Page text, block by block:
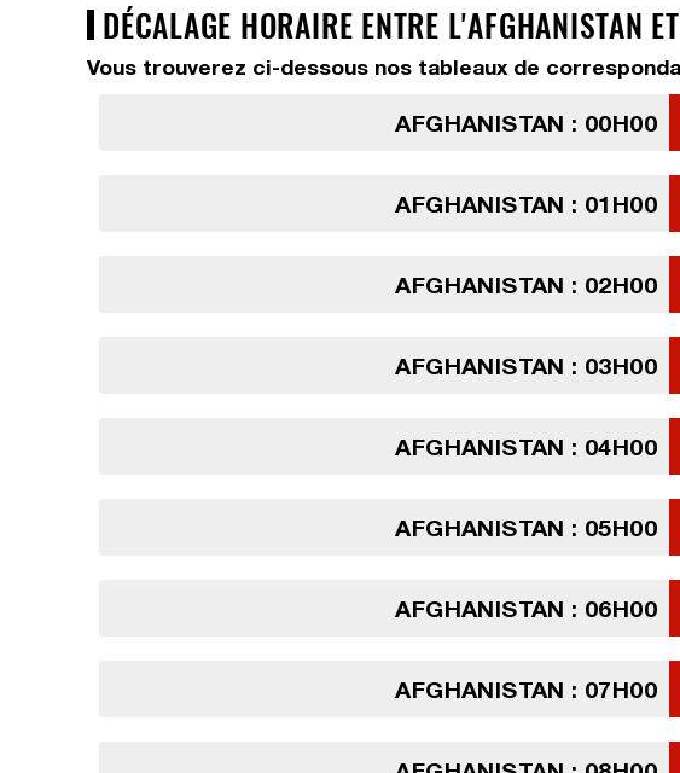
DÉCALAGE HORAIRE ENTRE L'AFGHANISTAN
Vous trouverez ci-dessous nos tableaux de
AFGHANISTAN : 00H00
AFGHANISTAN : 01H00
AFGHANISTAN : 02H00
AFGHANISTAN : 03H00
AFGHANISTAN : 04H00
AFGHANISTAN : 05H00
AFGHANISTAN : 06H00
AFGHANISTAN : 07H00